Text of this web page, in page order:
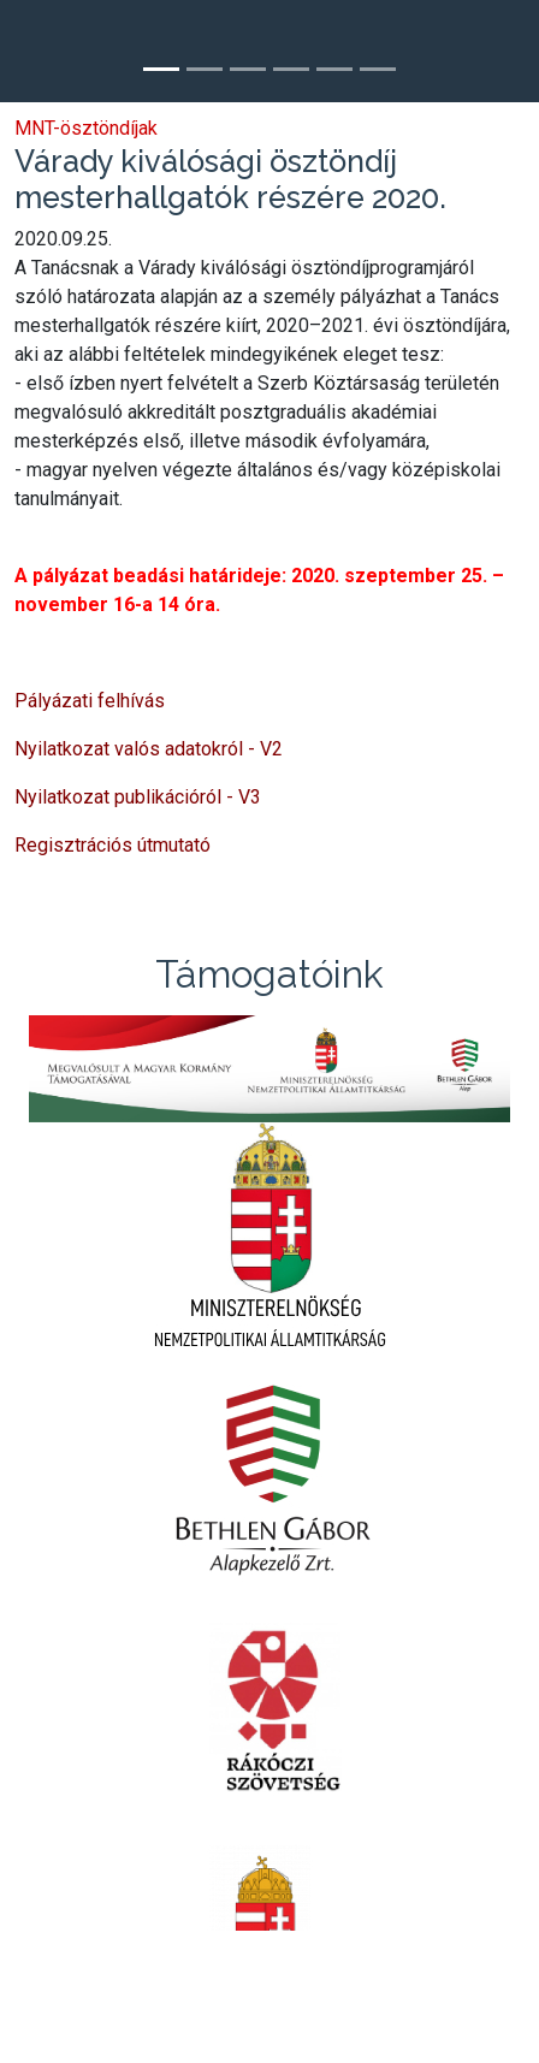
MNT-ösztöndíjak
Várady kiválósági ösztöndíj
mesterhallgatók részére 2020.
2020.09.25.
A Tanácsnak a Várady kiválósági ösztöndíjprogramjáról
szóló határozata alapján az a személy pályázhat a Tanács
mesterhallgatók részére kiírt, 2020–2021. évi ösztöndíjára,
aki az alábbi feltételek mindegyikének eleget tesz:
- első ízben nyert felvételt a Szerb Köztársaság területén
megvalósuló akkreditált posztgraduális akadémiai
mesterképzés első, illetve második évfolyamára,
- magyar nyelven végezte általános és/vagy középiskolai
tanulmányait.
A pályázat beadási határideje: 2020. szeptember 25. –
november 16-a 14 óra.
Pályázati felhívás
Nyilatkozat valós adatokról - V2
Nyilatkozat publikációról - V3
Regisztrációs útmutató
Támogatóink